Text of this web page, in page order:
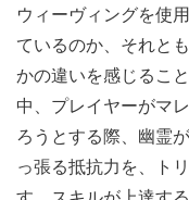
ウィーヴィングを使
ているのか、それと
かの違いを感じるこ
中、プレイヤーがマ
ろうとする際、幽霊
っ張る抵抗力を、ト